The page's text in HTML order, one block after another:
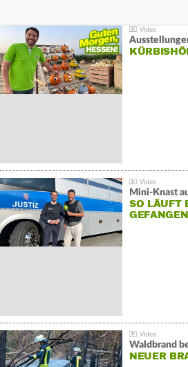
Mini-Knast
SO LÄUFT
Waldbrand
NEUER